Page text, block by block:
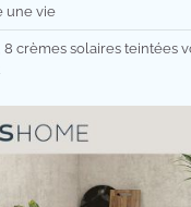
une vie
8 crèmes solaires teintées